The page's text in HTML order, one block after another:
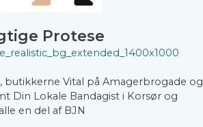
Protese
butikkerne Vital på Amagerbrogade og
Din Lokale Bandagist i Korsør og
en del af BJN